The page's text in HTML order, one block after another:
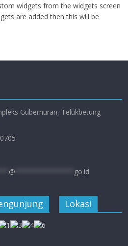
widgets from the widgets screen
are added then this will be
Gubernuran, Telukbetung
@ go.id
Lokasi